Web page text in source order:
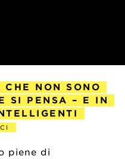
NON SONO
SI PENSA – E IN
piene di